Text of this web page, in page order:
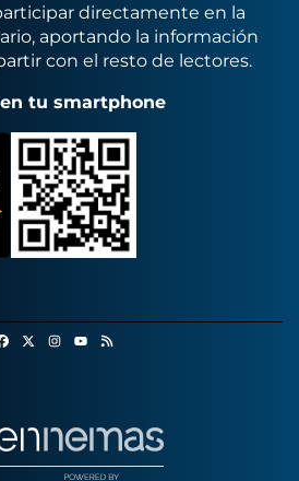
directamente en la
aportando la información
con el resto de lectores.
tu smartphone
FacebookInstagram